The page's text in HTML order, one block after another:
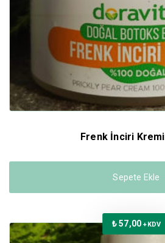
Frenk İnciri
Sepete Ekle
₺57,00 +KDV